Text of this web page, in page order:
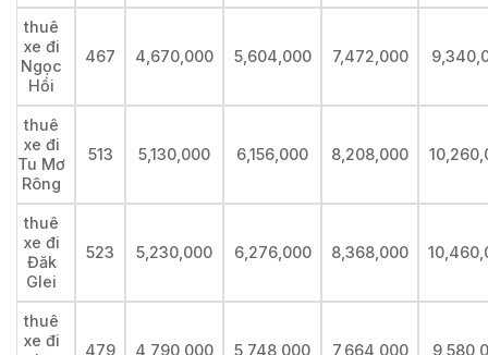
thuê
xe đi
Ngọc
Hồi
467 4,670,000 5,604,000 7,472,000
thuê
xe đi
Tu Mơ
Rông
513 5,130,000 6,156,000 8,208,000
thuê
xe đi
Đăk
Glei
523 5,230,000 6,276,000 8,368,000
thuê
xe đi
479 4,790,000 5,748,000 7,664,000